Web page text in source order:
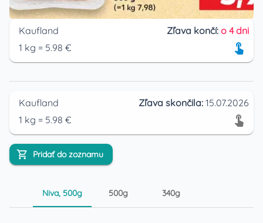
Kaufland Zľava končí: o 4 dni
1 kg = 5.98 €
Kaufland Zľava skončila: 15.07.2026
1 kg = 5.98 €
Pridať do zoznamu
Niva, 500g 500g 340g